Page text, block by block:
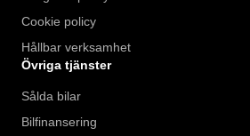
Cookie policy
Hållbar verksamhet
Övriga tjänster
Sålda bilar
Bilfinansering